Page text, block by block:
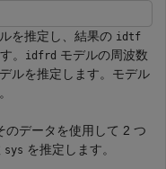
を推定し、結果の idtf
。 idfrd モデルの周波数
ルを推定します。モデル
のデータを使用して 2 つ
sys を推定します。